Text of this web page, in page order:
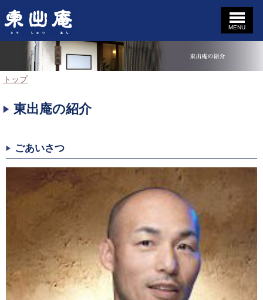
このページの本文へ
MENU
現
位
トップ
東出庵の紹介
ごあいさつ